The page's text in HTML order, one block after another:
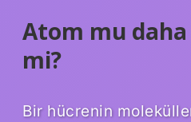
Atom mu
mi?
Bir hücrenin